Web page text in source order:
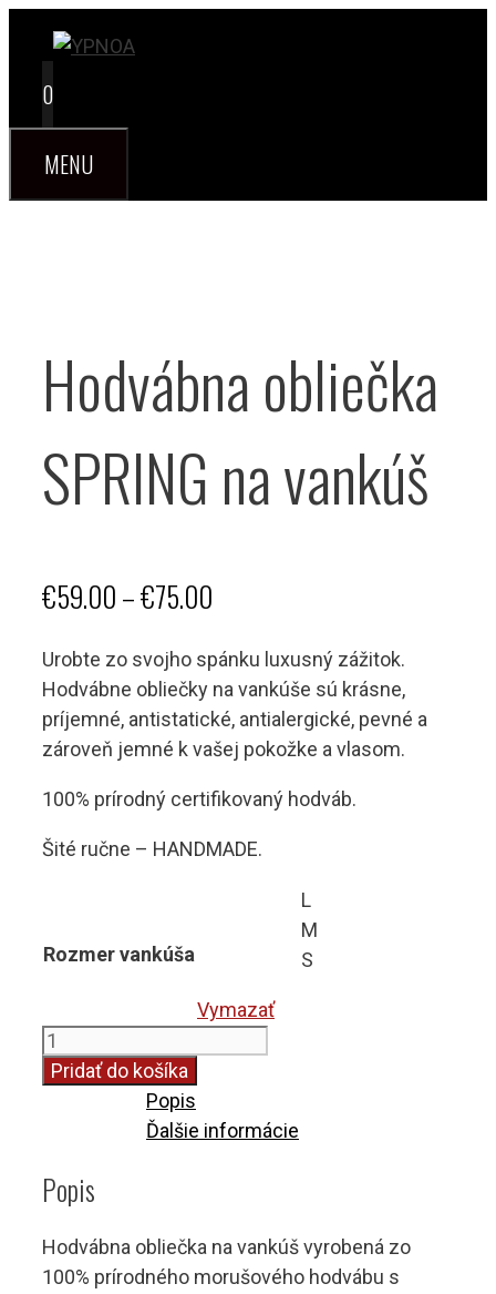
obsah
0
MENU
Hodvábna obliečka
SPRING na vankúš
€59.00–€75.00
€59.00
through
€75.00
Urobte zo svojho spánku luxusný zážitok.
Hodvábne obliečky na vankúše sú krásne,
príjemné, antistatické, antialergické, pevné a
zároveň jemné k vašej pokožke a vlasom.
100% prírodný certifikovaný hodváb.
Šité ručne – HANDMADE.
Rozmer vankúša
L
M
S
Vymazať
množstvo
Hodvábna
vankúš
Pridať do košíka
Popis
Ďalšie informácie
Popis
Hodvábna obliečka na vankúš vyrobená zo
100% prírodného morušového hodvábu s